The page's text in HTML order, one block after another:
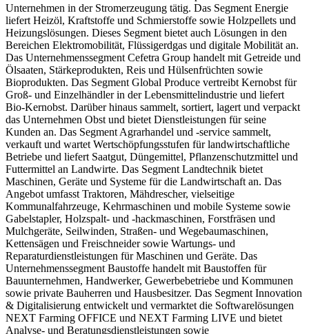
Unternehmen in der Stromerzeugung tätig. Das Segment Energie
liefert Heizöl, Kraftstoffe und Schmierstoffe sowie Holzpellets und
Heizungslösungen. Dieses Segment bietet auch Lösungen in den
Bereichen Elektromobilität, Flüssigerdgas und digitale Mobilität an.
Das Unternehmenssegment Cefetra Group handelt mit Getreide und
Ölsaaten, Stärkeprodukten, Reis und Hülsenfrüchten sowie
Bioprodukten. Das Segment Global Produce vertreibt Kernobst für
Groß- und Einzelhändler in der Lebensmittelindustrie und liefert
Bio-Kernobst. Darüber hinaus sammelt, sortiert, lagert und verpackt
das Unternehmen Obst und bietet Dienstleistungen für seine
Kunden an. Das Segment Agrarhandel und -service sammelt,
verkauft und wartet Wertschöpfungsstufen für landwirtschaftliche
Betriebe und liefert Saatgut, Düngemittel, Pflanzenschutzmittel und
Futtermittel an Landwirte. Das Segment Landtechnik bietet
Maschinen, Geräte und Systeme für die Landwirtschaft an. Das
Angebot umfasst Traktoren, Mähdrescher, vielseitige
Kommunalfahrzeuge, Kehrmaschinen und mobile Systeme sowie
Gabelstapler, Holzspalt- und -hackmaschinen, Forstfräsen und
Mulchgeräte, Seilwinden, Straßen- und Wegebaumaschinen,
Kettensägen und Freischneider sowie Wartungs- und
Reparaturdienstleistungen für Maschinen und Geräte. Das
Unternehmenssegment Baustoffe handelt mit Baustoffen für
Bauunternehmen, Handwerker, Gewerbebetriebe und Kommunen
sowie private Bauherren und Hausbesitzer. Das Segment Innovation
& Digitalisierung entwickelt und vermarktet die Softwarelösungen
NEXT Farming OFFICE und NEXT Farming LIVE und bietet
Analyse- und Beratungsdienstleistungen sowie